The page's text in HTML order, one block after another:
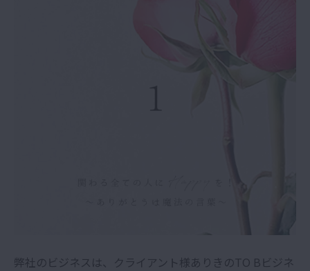
弊社のビジネスは、クライアント様ありきのTO Bビジネ